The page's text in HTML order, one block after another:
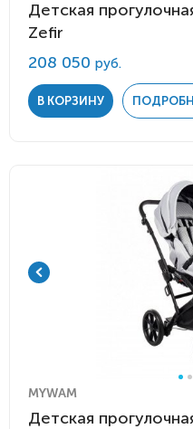
Детская
Zefir
208 050 руб.
В КОРЗИНУ
MYWAM
Детская